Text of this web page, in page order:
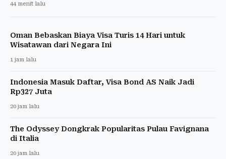
44 menit lalu
Oman Bebaskan Biaya Visa Turis 14 Hari untuk
Wisatawan dari Negara Ini
1 jam lalu
Indonesia Masuk Daftar, Visa Bond AS Naik Jadi
Rp327 Juta
20 jam lalu
The Odyssey Dongkrak Popularitas Pulau Favignana
di Italia
20 jam lalu